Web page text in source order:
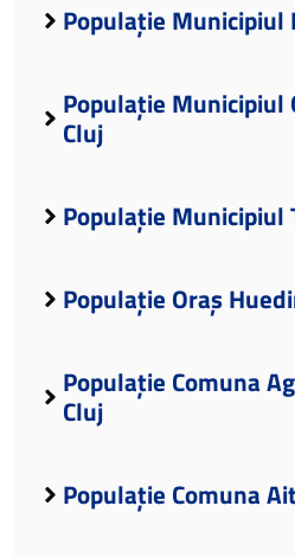
Populație Municipiul
Populație Municipiul
Cluj
Populație Municipiul
Populație Oraș
Populație Comuna
Cluj
Populație Comuna